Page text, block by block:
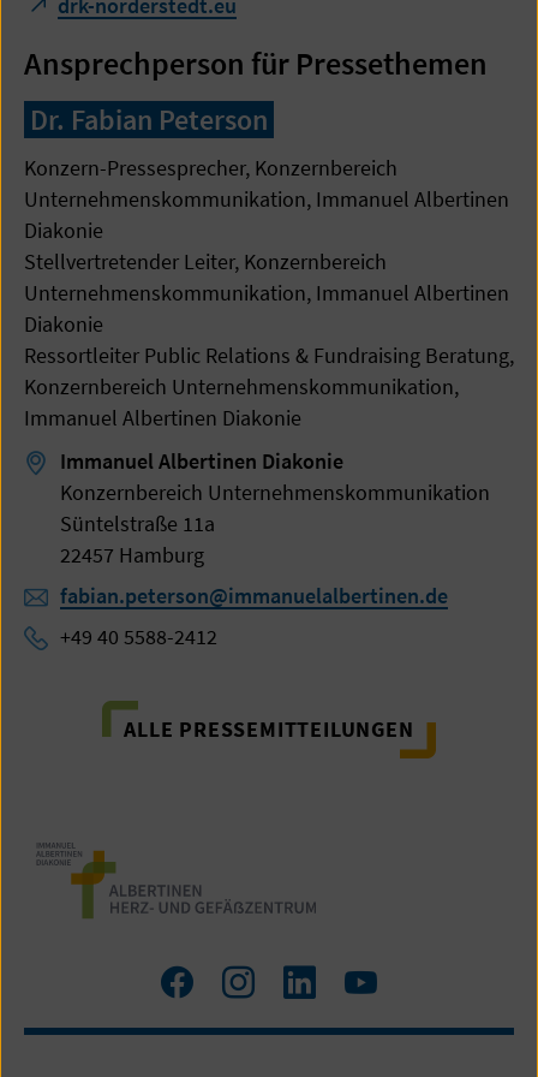
Ansprechperson für Pressethemen
Dr. Fabian Peterson
Konzern-Pressesprecher, Konzernbereich
Unternehmenskommunikation, Immanuel Albertinen
Diakonie
Stellvertretender Leiter, Konzernbereich
Unternehmenskommunikation, Immanuel Albertinen
Diakonie
Ressortleiter Public Relations & Fundraising Beratung,
Konzernbereich Unternehmenskommunikation,
Immanuel Albertinen Diakonie
Immanuel Albertinen Diakonie
Konzernbereich Unternehmenskommunikation
Süntelstraße 11a
22457 Hamburg
fabian.peterson@immanuelalbertinen.de
+49 40 5588-2412
ALLE PRESSEMITTEILUNGEN
Zum
Facebook
Zum
Instagram
Zum
LinkedIn
Zum
YouTube